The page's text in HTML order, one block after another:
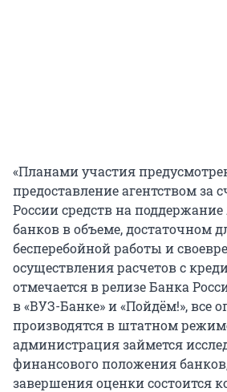
«Планами участия
предоставление агентством за
России средств на
банков в объеме, достаточном
бесперебойной работы и
осуществления расчетов с
отмечается в релизе Банка
в «ВУЗ-Банке» и «Пойдём!», все
производятся в штатном
администрация займется
финансового положения
завершения оценки состоится